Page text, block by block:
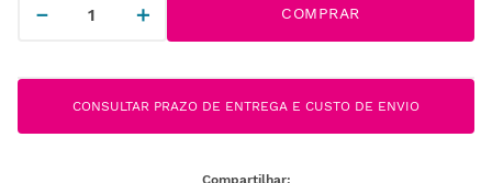
＋
－ COMPRAR
CONSULTAR PRAZO DE ENTREGA E CUSTO DE ENVIO